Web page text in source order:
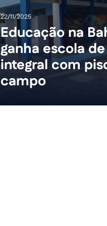
22/11/2025
Educação na
ganha escola
integral com
campo